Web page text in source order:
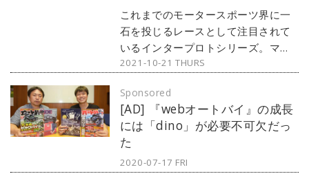
これまでのモータースポーツ界に一
石を投じるレースとして注目されて
いるインタープロトシリーズ。マシ
ンの性能に左右されないドライバー
倒、多くのファンを魅了している。
今回はインタープロトシリーズの発
起人である関谷正徳氏に、立ち上げ
の背景と見どころを聞いた。
2021-10-21 THURS
[AD] 『webオートバイ』の成長
には「dino」が必要不可欠だっ
た
Sponsored
2020-07-17 FRI